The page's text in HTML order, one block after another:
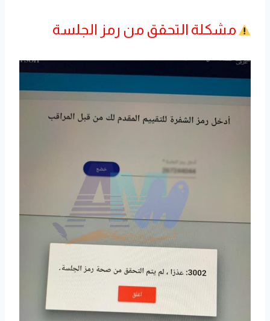
مشكلة التحقق من رمز الجلسة